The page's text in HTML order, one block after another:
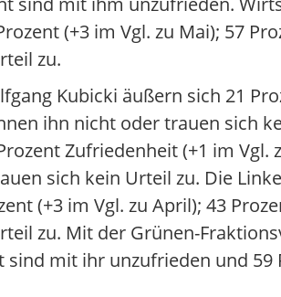
(+3 im Vgl. zu Mai); 57
zu.
Kubicki äußern sich 21
ihn nicht oder trauen sich
Zufriedenheit (+1 im Vgl.
sich kein Urteil zu. Die
(+3 im Vgl. zu April); 43
zu. Mit der Grünen-
sind mit ihr unzufrieden und